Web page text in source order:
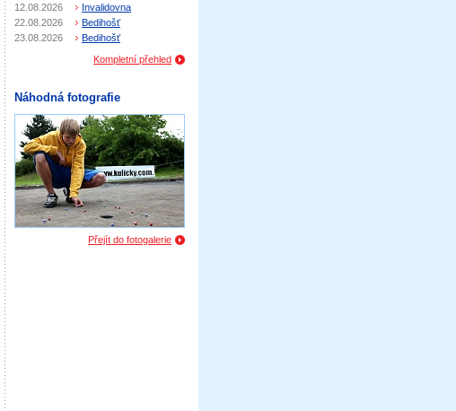
12.08.2026
Invalidovna
22.08.2026
Bedihošť
23.08.2026
Bedihošť
Kompletní přehled
Náhodná fotografie
Přejít do fotogalerie